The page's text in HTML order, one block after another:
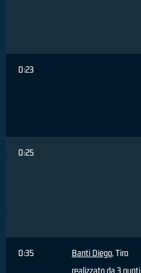
0:23
0:25
0:35 Banti Diego, Tiro
realizzato da 3 punti